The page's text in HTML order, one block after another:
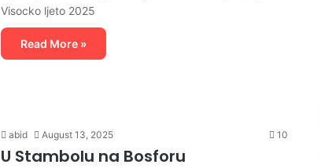
Visocko ljeto 2025
Read More »
abid August 13, 2025 10
U Stambolu na Bosforu